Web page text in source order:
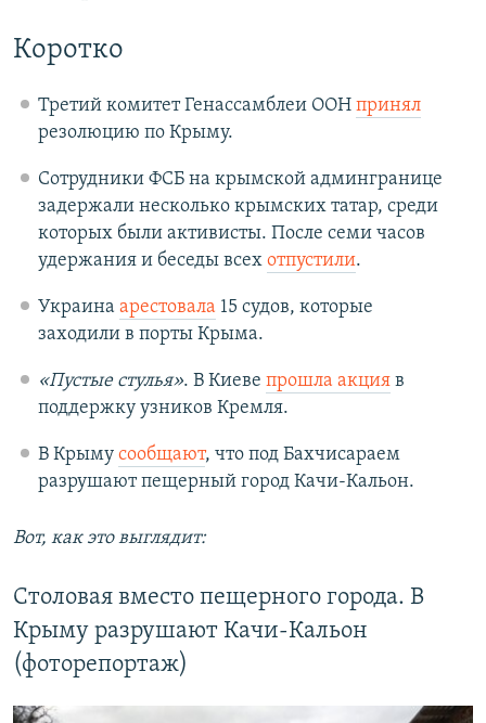
Коротко
Третий комитет Генассамблеи ООН принял
резолюцию по Крыму.
Сотрудники ФСБ на крымской админгранице
задержали несколько крымских татар, среди
которых были активисты. После семи часов
удержания и беседы всех отпустили.
Украина арестовала 15 судов, которые
заходили в порты Крыма.
«Пустые стулья». В Киеве прошла акцияв
поддержку узников Кремля.
В Крыму сообщают, что под Бахчисараем
разрушают пещерный город Качи-Кальон.
Вот, как это выглядит:
Столовая вместо пещерного города. В
Крыму разрушают Качи-Кальон
(фоторепортаж)